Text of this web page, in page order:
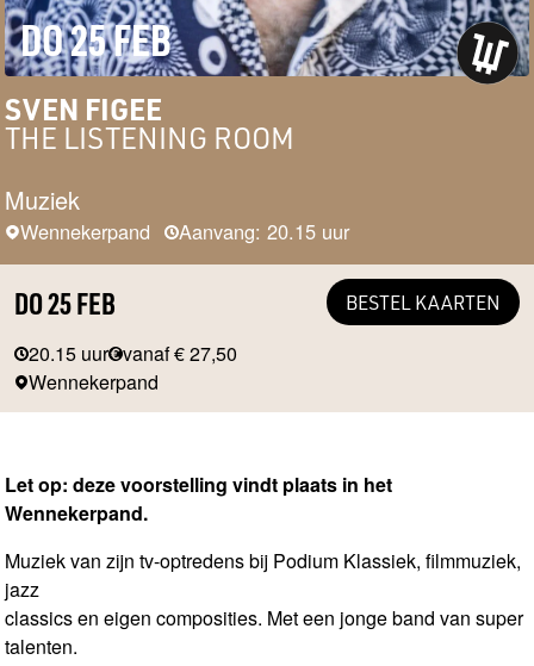
DO 25 FEB
SVEN FIGEE
THE LISTENING ROOM
Muziek
Wennekerpand Aanvang: 20.15 uur
Let op: deze voorstelling vindt plaats in het
Wennekerpand.
Muziek van zijn tv-optredens bij Podium Klassiek, filmmuziek,
jazz
classics en eigen composities. Met een jonge band van super
talenten.
DO 25 FEB BESTEL KAARTEN
20.15 uur vanaf € 27,50
Wennekerpand